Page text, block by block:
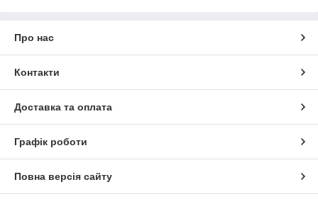
Про нас
Контакти
Доставка та оплата
Графік роботи
Повна версія сайту